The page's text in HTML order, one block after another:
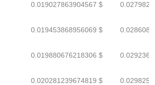
0.019027863904567 $
0.019453868956069 $
0.019880676218306 $
0.020281239674819 $